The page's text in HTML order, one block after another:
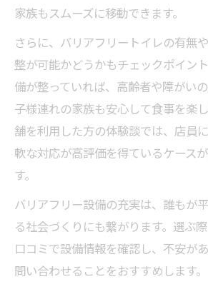
家族もスムーズに移動できます。
さらに、バリアフリートイレの有無
整が可能かどうかもチェックポイン
備が整っていれば、高齢者や障がい
子様連れの家族も安心して食事を楽
舗を利用した方の体験談では、店員
軟な対応が高評価を得ているケース
す。
バリアフリー設備の充実は、誰もが
る社会づくりにも繋がります。選ぶ
口コミで設備情報を確認し、不安が
問い合わせることをおすすめします。